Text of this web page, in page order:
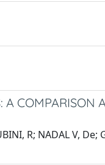
A COMPARISON
R; NADAL V,